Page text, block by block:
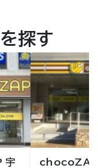
探す
宇
chocoZAP